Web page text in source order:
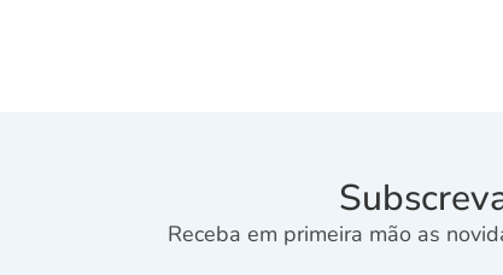
Receba em primeira mão as